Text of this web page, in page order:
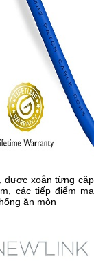
được xoắn từng cặp
các tiếp điểm mạ
ăn mòn